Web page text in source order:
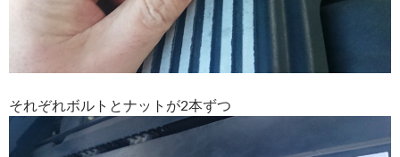
それぞれボルトとナットが2本ずつ